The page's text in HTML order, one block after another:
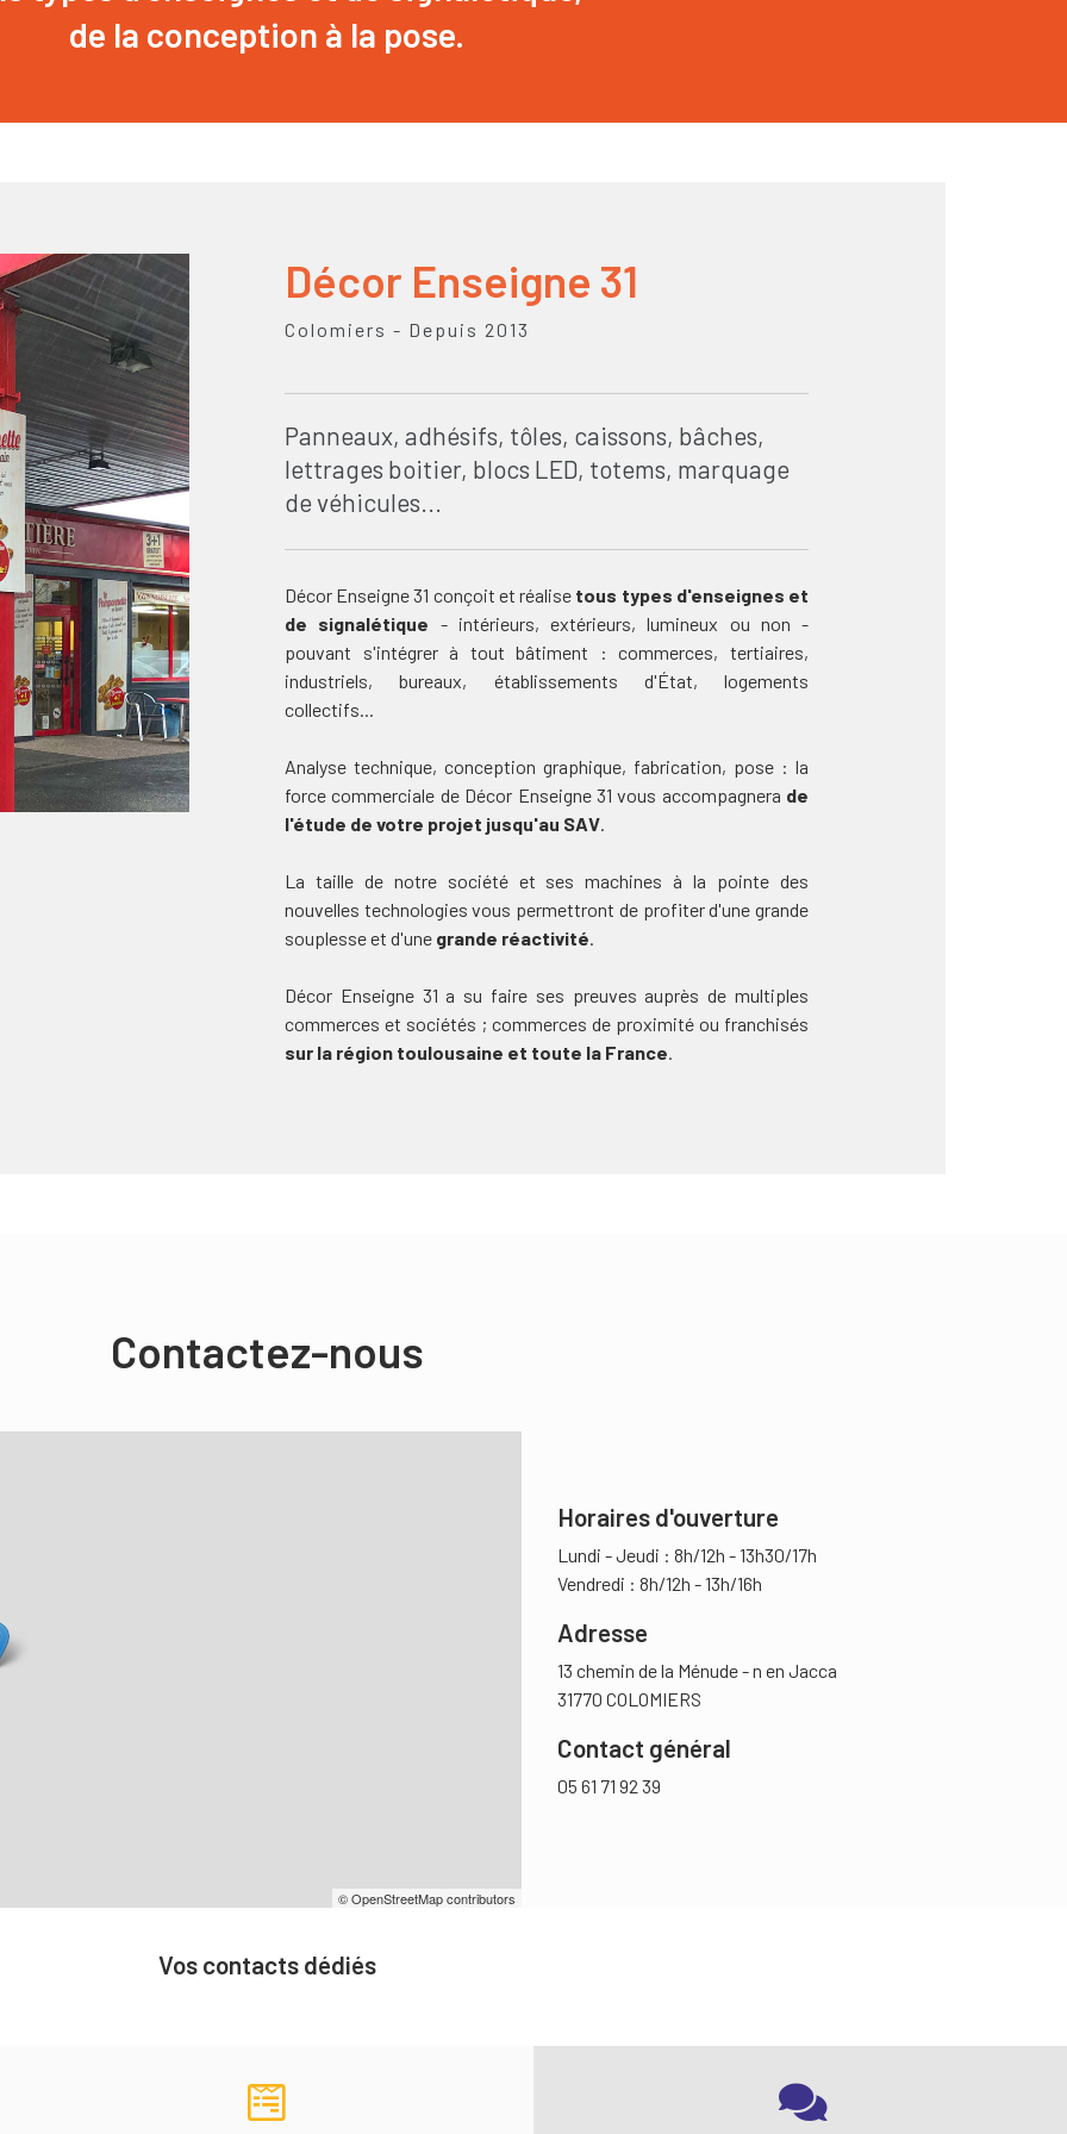
de la conception à la pose.
Décor Enseigne 31
Colomiers - Depuis 2013
Panneaux, adhésifs, tôles, caissons, bâches,
lettrages boitier, blocs LED, totems, marquage
de véhicules...
Décor Enseigne 31 conçoit et réalise tous types d'enseignes et
de signalétique - intérieurs, extérieurs, lumineux ou non -
pouvant s'intégrer à tout bâtiment : commerces, tertiaires,
industriels, bureaux, établissements d'État, logements
collectifs...
Analyse technique, conception graphique, fabrication, pose : la
force commerciale de Décor Enseigne 31 vous accompagnera de
l'étude de votre projet jusqu'au SAV.
La taille de notre société et ses machines à la pointe des
nouvelles technologies vous permettront de profiter d'une grande
souplesse et d'une grande réactivité.
Décor Enseigne 31 a su faire ses preuves auprès de multiples
commerces et sociétés ; commerces de proximité ou franchisés
sur la région toulousaine et toute la France.
Contactez-nous
© OpenStreetMap contributors
Horaires d'ouverture
Lundi - Jeudi : 8h/12h - 13h30/17h
Vendredi : 8h/12h - 13h/16h
Adresse
13 chemin de la Ménude - n en Jacca
31770 COLOMIERS
Contact général
05 61 71 92 39
Vos contacts dédiés